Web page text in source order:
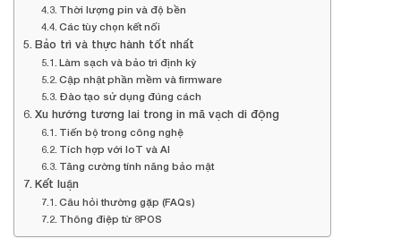
Thời lượng pin và độ bền
Các tùy chọn kết nối
Bảo trì và thực hành tốt nhất
Làm sạch và bảo trì định kỳ
Cập nhật phần mềm và firmware
Đào tạo sử dụng đúng cách
Xu hướng tương lai trong in mã vạch di động
Tiến bộ trong công nghệ
Tích hợp với IoT và AI
Tăng cường tính năng bảo mật
Kết luận
Câu hỏi thường gặp (FAQs)
Thông điệp từ 8POS